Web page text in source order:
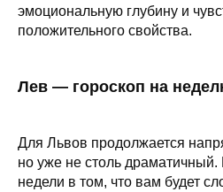
эмоциональную глубину и
положительного свойства.
Лев — гороскоп на
Для Львов продолжается
но уже не столь драматичный.
недели в том, что вам будет